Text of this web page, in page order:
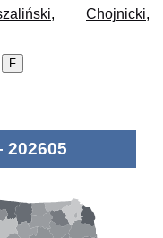
, Chojnicki,
F
202605